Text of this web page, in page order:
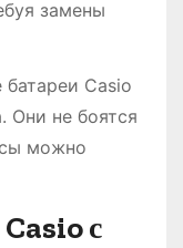
замены
Casio
Они не боятся
можно
с